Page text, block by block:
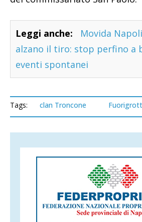
Leggi anche:
Movida
alzano il tiro: stop perfino a
eventi spontanei
Tags: clan Troncone